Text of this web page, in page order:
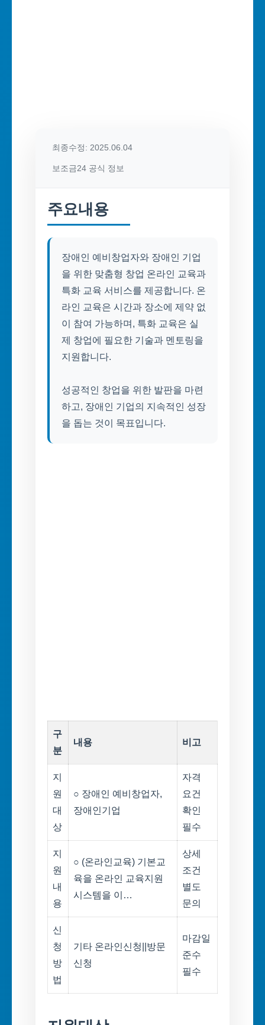
최종수정: 2025.06.04
보조금24 공식 정보
주요내용
장애인 예비창업자와 장애인 기업
을 위한 맞춤형 창업 온라인 교육과
특화 교육 서비스를 제공합니다. 온
라인 교육은 시간과 장소에 제약 없
이 참여 가능하며, 특화 교육은 실
제 창업에 필요한 기술과 멘토링을
지원합니다.
성공적인 창업을 위한 발판을 마련
하고, 장애인 기업의 지속적인 성장
을 돕는 것이 목표입니다.
구
분
내용 비고
지
원
대
상
○ 장애인 예비창업자,
장애인기업
자격
요건
확인
필수
지
원
내
용
○ (온라인교육) 기본교
육을 온라인 교육지원
시스템을 이…
상세
조건
별도
문의
신
청
방
법
기타 온라인신청||방문
신청
마감일
준수
필수